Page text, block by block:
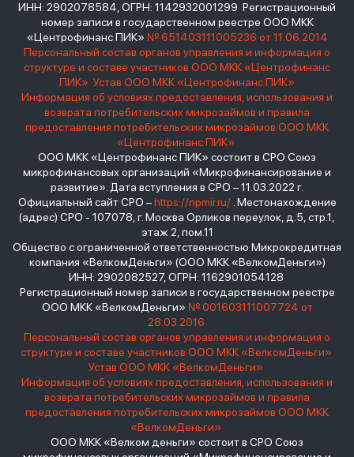
ИНН: 2902078584, ОГРН: 1142932001299 Регистрационный
номер записи в государственном реестре ООО МКК
«Центрофинанс ПИК» № 651403111005236 от 11.06.2014
Персональный состав органов управления и информация о
структуре и составе участников ООО МКК «Центрофинанс
ПИК» Устав ООО МКК «Центрофинанс ПИК»
Информация об условиях предоставления, использования и
возврата потребительских микрозаймов и правила
предоставления потребительских микрозаймов ООО МКК
«Центрофинанс ПИК»
ООО МКК «Центрофинанс ПИК» состоит в СРО Союз
микрофинансовых организаций «Микрофинансирование и
развитие». Дата вступления в СРО – 11.03.2022 г.
Официальный сайт СРО –https://npmir.ru/. Местонахождение
(адрес) СРО - 107078, г. Москва Орликов переулок, д.5, стр.1,
этаж 2, пом.11
Общество с ограниченной ответственностью Микрокредитная
компания «ВелкомДеньги» (ООО МКК «ВелкомДеньги»)
ИНН: 2902082527, ОГРН: 1162901054128
Регистрационный номер записи в государственном реестре
ООО МКК «ВелкомДеньги» № 001603111007724 от
28.03.2016
Персональный состав органов управления и информация о
структуре и составе участников ООО МКК «ВелкомДеньги»
Устав ООО МКК «ВелкомДеньги»
Информация об условиях предоставления, использования и
возврата потребительских микрозаймов и правила
предоставления потребительских микрозаймов ООО МКК
«ВелкомДеньги»
ООО МКК «Велком деньги» состоит в СРО Союз